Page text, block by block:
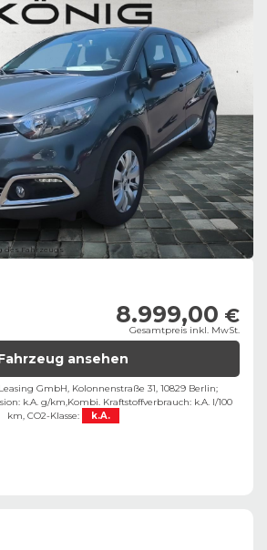
des Fahrzeugs
8.999,00 €
Gesamtpreis inkl. MwSt.
ansehen
GmbH, Kolonnenstraße 31, 10829 Berlin;
k.A. g/km,Kombi. Kraftstoffverbrauch: k.A. l/100
km, CO2-Klasse: k.A.